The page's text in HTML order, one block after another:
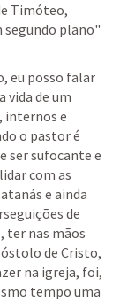
Timóteo,
plano"
eu posso falar
vida de um
internos e
o pastor é
ser sufocante e
com as
e ainda
de
ter nas mãos
de Cristo,
na igreja, foi,
tempo uma